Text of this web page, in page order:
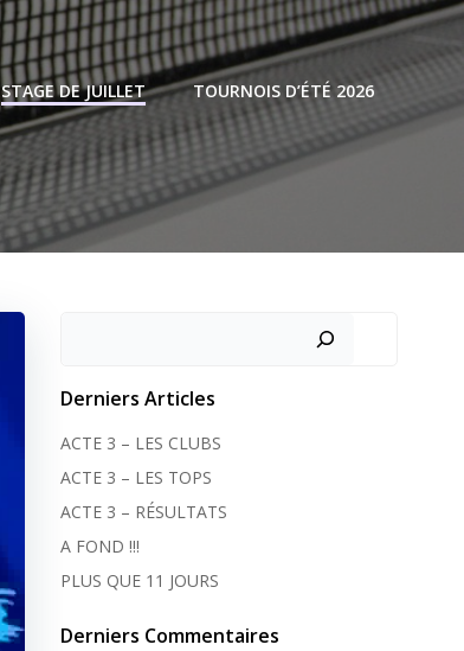
STAGE DE JUILLET TOURNOIS D’ÉTÉ 2026
Derniers Articles
ACTE 3 – LES CLUBS
ACTE 3 – LES TOPS
ACTE 3 – RÉSULTATS
A FOND !!!
PLUS QUE 11 JOURS
Derniers Commentaires